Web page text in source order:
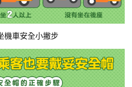
機車安全小撇步